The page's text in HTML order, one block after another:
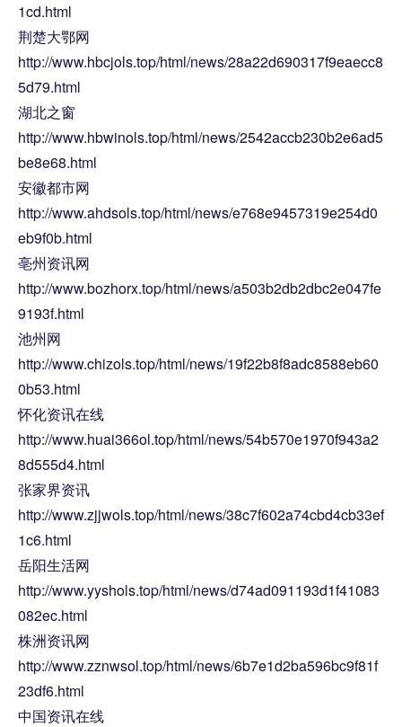
1cd.html
荆楚大鄂网
http://www.hbcjols.top/html/news/28a22d690317f9eaecc8
5d79.html
湖北之窗
http://www.hbwinols.top/html/news/2542accb230b2e6ad5
be8e68.html
安徽都市网
http://www.ahdsols.top/html/news/e768e9457319e254d0
eb9f0b.html
亳州资讯网
http://www.bozhorx.top/html/news/a503b2db2dbc2e047fe
9193f.html
池州网
http://www.chizols.top/html/news/19f22b8f8adc8588eb60
0b53.html
怀化资讯在线
http://www.huai366ol.top/html/news/54b570e1970f943a2
8d555d4.html
张家界资讯
http://www.zjjwols.top/html/news/38c7f602a74cbd4cb33ef
1c6.html
岳阳生活网
http://www.yyshols.top/html/news/d74ad091193d1f41083
082ec.html
株洲资讯网
http://www.zznwsol.top/html/news/6b7e1d2ba596bc9f81f
23df6.html
中国资讯在线